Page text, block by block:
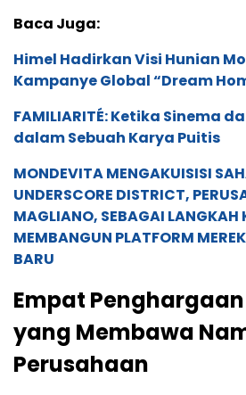
Baca Juga:
Himel Hadirkan Visi Hunian
Kampanye Global “Dream
FAMILIARITÉ: Ketika Sinema
dalam Sebuah Karya Puitis
MONDEVITA MENGAKUISISI
UNDERSCORE DISTRICT,
MAGLIANO, SEBAGAI LANGKAH
MEMBANGUN PLATFORM
BARU
Empat
yang Membawa
Perusahaan